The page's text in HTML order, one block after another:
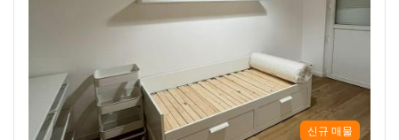
신규 매물